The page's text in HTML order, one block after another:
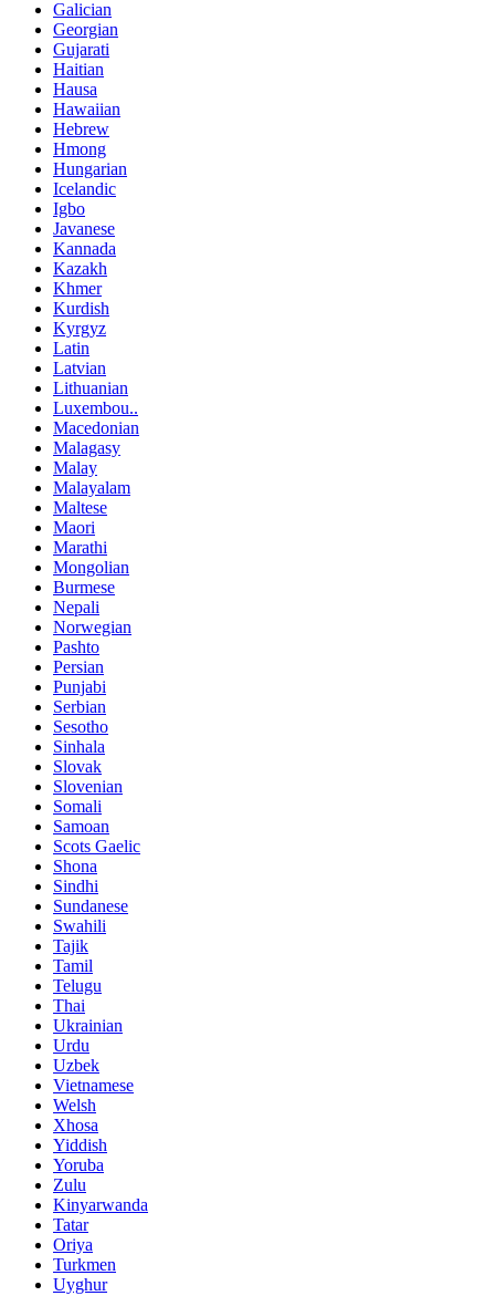
Galician
Georgian
Gujarati
Haitian
Hausa
Hawaiian
Hebrew
Hmong
Hungarian
Icelandic
Igbo
Javanese
Kannada
Kazakh
Khmer
Kurdish
Kyrgyz
Latin
Latvian
Lithuanian
Luxembou..
Macedonian
Malagasy
Malay
Malayalam
Maltese
Maori
Marathi
Mongolian
Burmese
Nepali
Norwegian
Pashto
Persian
Punjabi
Serbian
Sesotho
Sinhala
Slovak
Slovenian
Somali
Samoan
Scots Gaelic
Shona
Sindhi
Sundanese
Swahili
Tajik
Tamil
Telugu
Thai
Ukrainian
Urdu
Uzbek
Vietnamese
Welsh
Xhosa
Yiddish
Yoruba
Zulu
Kinyarwanda
Tatar
Oriya
Turkmen
Uyghur